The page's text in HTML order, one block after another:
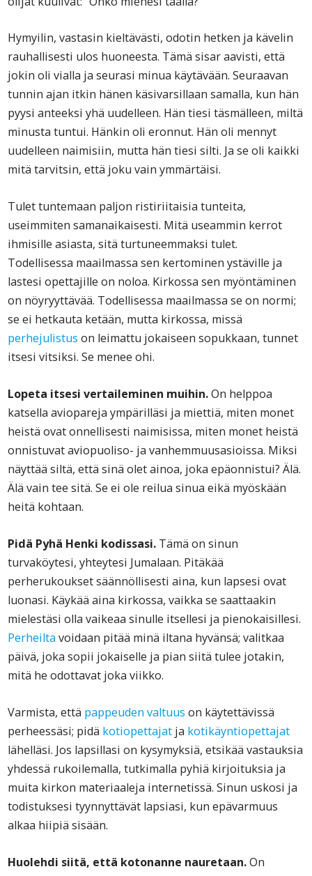
Hymyilin, vastasin kieltävästi, odotin hetken ja kävelin
rauhallisesti ulos huoneesta. Tämä sisar aavisti, että
jokin oli vialla ja seurasi minua käytävään. Seuraavan
tunnin ajan itkin hänen käsivarsillaan samalla, kun hän
pyysi anteeksi yhä uudelleen. Hän tiesi täsmälleen, miltä
minusta tuntui. Hänkin oli eronnut. Hän oli mennyt
uudelleen naimisiin, mutta hän tiesi silti. Ja se oli kaikki
mitä tarvitsin, että joku vain ymmärtäisi.
Tulet tuntemaan paljon ristiriitaisia tunteita,
useimmiten samanaikaisesti. Mitä useammin kerrot
ihmisille asiasta, sitä turtuneemmaksi tulet.
Todellisessa maailmassa sen kertominen ystäville ja
lastesi opettajille on noloa. Kirkossa sen myöntäminen
on nöyryyttävää. Todellisessa maailmassa se on normi;
se ei hetkauta ketään, mutta kirkossa, missä
perhejulistus on leimattu jokaiseen sopukkaan, tunnet
itsesi vitsiksi. Se menee ohi.
Lopeta itsesi vertaileminen muihin.On helppoa
katsella aviopareja ympärilläsi ja miettiä, miten monet
heistä ovat onnellisesti naimisissa, miten monet heistä
onnistuvat aviopuoliso- ja vanhemmuusasioissa. Miksi
näyttää siltä, että sinä olet ainoa, joka epäonnistui? Älä.
Älä vain tee sitä. Se ei ole reilua sinua eikä myöskään
heitä kohtaan.
Pidä Pyhä Henki kodissasi. Tämä on sinun
turvaköytesi, yhteytesi Jumalaan. Pitäkää
perherukoukset säännöllisesti aina, kun lapsesi ovat
luonasi. Käykää aina kirkossa, vaikka se saattaakin
mielestäsi olla vaikeaa sinulle itsellesi ja pienokaisillesi.
Perheilta voidaan pitää minä iltana hyvänsä; valitkaa
päivä, joka sopii jokaiselle ja pian siitä tulee jotakin,
mitä he odottavat joka viikko.
Varmista, että pappeuden valtuus on käytettävissä
perheessäsi; pidä kotiopettajat ja kotikäyntiopettajat
lähelläsi. Jos lapsillasi on kysymyksiä, etsikää vastauksia
yhdessä rukoilemalla, tutkimalla pyhiä kirjoituksia ja
muita kirkon materiaaleja internetissä. Sinun uskosi ja
todistuksesi tyynnyttävät lapsiasi, kun epävarmuus
alkaa hiipiä sisään.
Huolehdi siitä, että kotonanne nauretaan.On